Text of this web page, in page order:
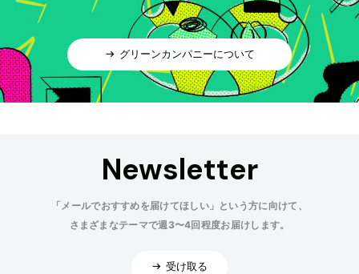
グリーンカンパニーについて
Newsletter
「メールでおすすめを届けてほしい」という方に向けて、
さまざまなテーマで週3〜4回程度お届けします。
受け取る